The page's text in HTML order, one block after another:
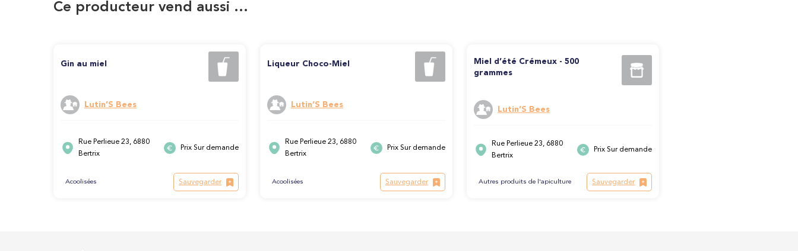
Ce producteur vend aussi …
Gin au miel
Lutin’S Bees
Rue Perlieue 23, 6880
Bertrix
Prix Sur demande
Acoolisées Sauvegarder
Liqueur Choco-Miel
Lutin’S Bees
Rue Perlieue 23, 6880
Bertrix
Prix Sur demande
Acoolisées Sauvegarder
Miel d’été Crémeux - 500
grammes
Lutin’S Bees
Rue Perlieue 23, 6880
Bertrix
Prix Sur demande
Autres produits de l'apiculture Sauvegarder